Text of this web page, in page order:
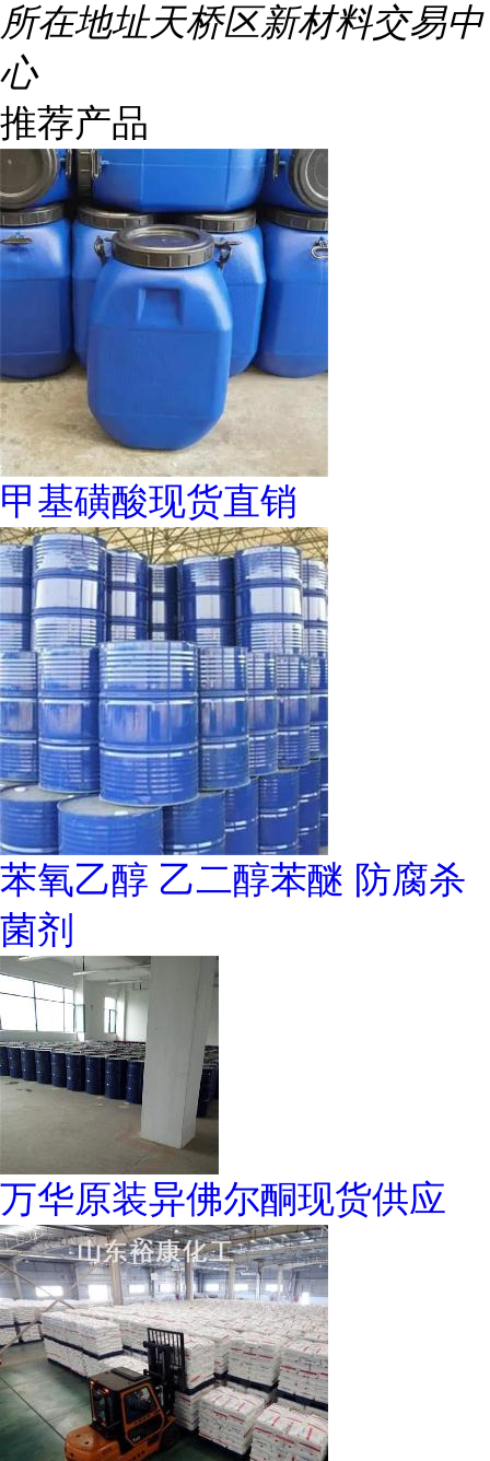
所在地址天桥区新材料交易中
心
推荐产品
甲基磺酸现货直销
苯氧乙醇 乙二醇苯醚 防腐杀
菌剂
万华原装异佛尔酮现货供应